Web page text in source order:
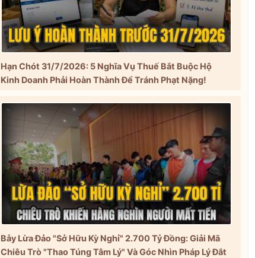
Hạn Chót 31/7/2026: 5 Nghĩa Vụ Thuế Bắt Buộc Hộ
Kinh Doanh Phải Hoàn Thành Để Tránh Phạt Nặng!
Bẫy Lừa Đảo "Sở Hữu Kỳ Nghỉ" 2.700 Tỷ Đồng: Giải Mã
Chiêu Trò "Thao Túng Tâm Lý" Và Góc Nhìn Pháp Lý Đắt